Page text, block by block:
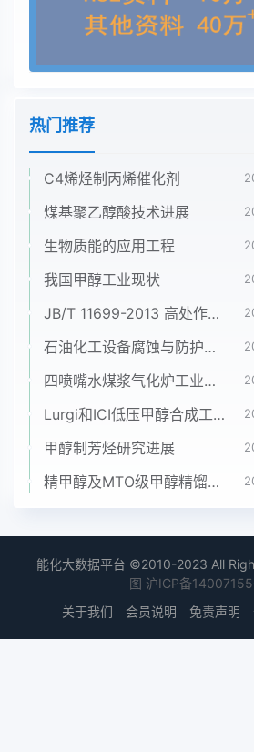
点是参观展览会的专业观众、用
明,中国焊机界正处在一个向上发
的将来会有一个蓬勃发展的局面
经与以往有所变化,以往所带产品
几乎什么产品都可中图爍化内不
们已经是有选择地在中国宣传他
在国内有需求但没有产品质量和
200912月第29卷增刊户在设备选
性能价格比上,而不再是仅仅青睐
看到了这点,调整了对中国出口产
主要焊机厂商没有把握好拓展中
法,在中国发展碰到了很大困难。
当年在中国市场曾经有过良好的
在中国拓展市场的时机,没有选择
现了多种合作的失误和失利,失败
颓势。唐山松下合作的成功,使日
国市场的推广起到了重要作用,只
向对头才能成功,唐山松下的成功
功。“时间是金钱”不仅仅在于时
于抓住时间的及时性。当中国焊
时,谁抓对、抓坚韧努力,谁就有可
热门推荐
C4烯烃制丙烯催化剂
煤基聚乙醇酸技术进展
生物质能的应用工程
我国甲醇工业现状
JB/T 11699-2013 高处作业吊篮安装、拆卸、使用技术规程
石油化工设备腐蚀与防护参考书十本免费下载，绝版珍藏
四喷嘴水煤浆气化炉工业应用情况简介
Lurgi和ICI低压甲醇合成工艺比较
甲醇制芳烃研究进展
精甲醇及MTO级甲醇精馏工艺技术进展
能化大数据平台 ©2010-2023 All
图 沪ICP备
关于我们
会员说明 免责声明